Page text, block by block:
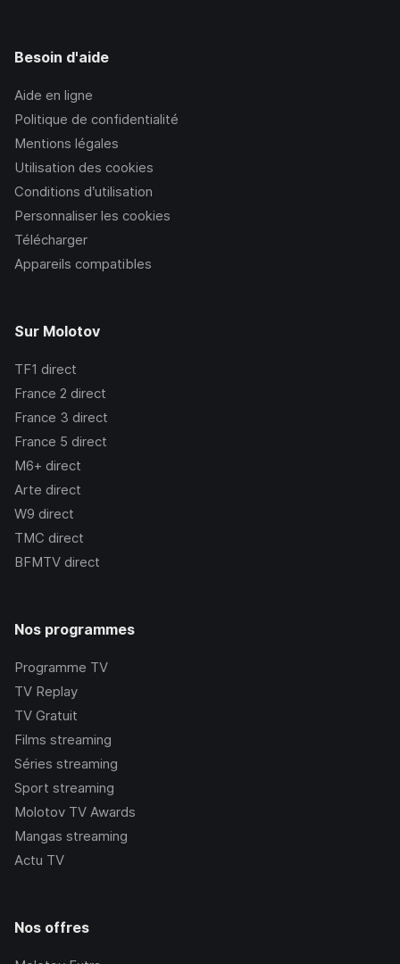
Besoin d'aide
Aide en ligne
Politique de confidentialité
Mentions légales
Utilisation des cookies
Conditions d’utilisation
Personnaliser les cookies
Télécharger
Appareils compatibles
Sur Molotov
TF1 direct
France 2 direct
France 3 direct
France 5 direct
M6+ direct
Arte direct
W9 direct
TMC direct
BFMTV direct
Nos programmes
Programme TV
TV Replay
TV Gratuit
Films streaming
Séries streaming
Sport streaming
Molotov TV Awards
Mangas streaming
Actu TV
Nos offres